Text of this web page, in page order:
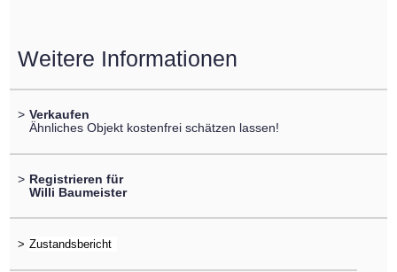
Weitere Informationen
> Verkaufen
Ähnliches Objekt kostenfrei schätzen lassen!
> Registrieren für
Willi Baumeister
>